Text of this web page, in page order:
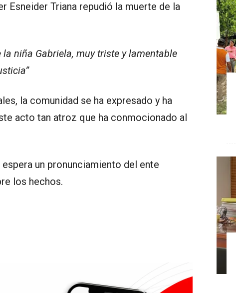
Esneider Triana repudió la muerte de la
niña Gabriela, muy triste y lamentable
la comunidad se ha expresado y ha
acto tan atroz que ha conmocionado al
un pronunciamiento del ente
los hechos.